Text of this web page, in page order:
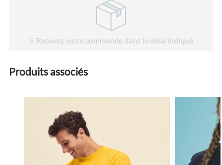
5. Recevez votre commande dans le délai indiqué
Produits associés